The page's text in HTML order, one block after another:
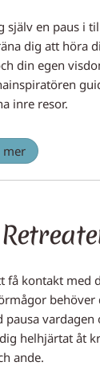
själv en paus i
dig att höra
din egen
inre resor.
mer
få kontakt med
behöver
pausa vardagen
helhjärtat åt
ande.